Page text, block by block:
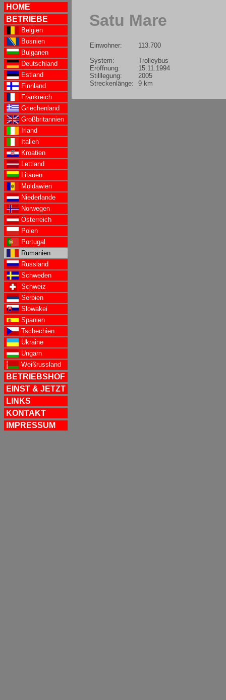
HOME
BETRIEBE
Belgien
Bosnien
Bulgarien
Deutschland
Estland
Finnland
Frankreich
Griechenland
Großbritannien
Irland
Italien
Kroatien
Lettland
Litauen
Moldawien
Niederlande
Norwegen
Österreich
Polen
Portugal
Rumänien
Russland
Schweden
Schweiz
Serbien
Slowakei
Spanien
Tschechien
Ukraine
Ungarn
Weißrussland
BETRIEBSHOF
EINST & JETZT
LINKS
KONTAKT
IMPRESSUM
Satu Mare
Einwohner:
System:
Eröffnung:
Stilllegung:
Streckenlänge:
113.700
Trolleybus
15.11.1994
2005
9 km